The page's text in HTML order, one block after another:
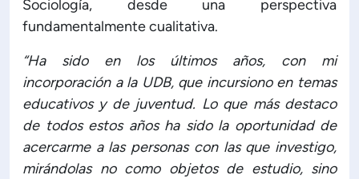
Sociología, desde una perspectiva
fundamentalmente cualitativa.
“Ha sido en los últimos años, con mi
incorporación a la UDB, que incursiono en temas
educativos y de juventud. Lo que más destaco
de todos estos años ha sido la oportunidad de
acercarme a las personas con las que investigo,
mirándolas no como objetos de estudio, sino